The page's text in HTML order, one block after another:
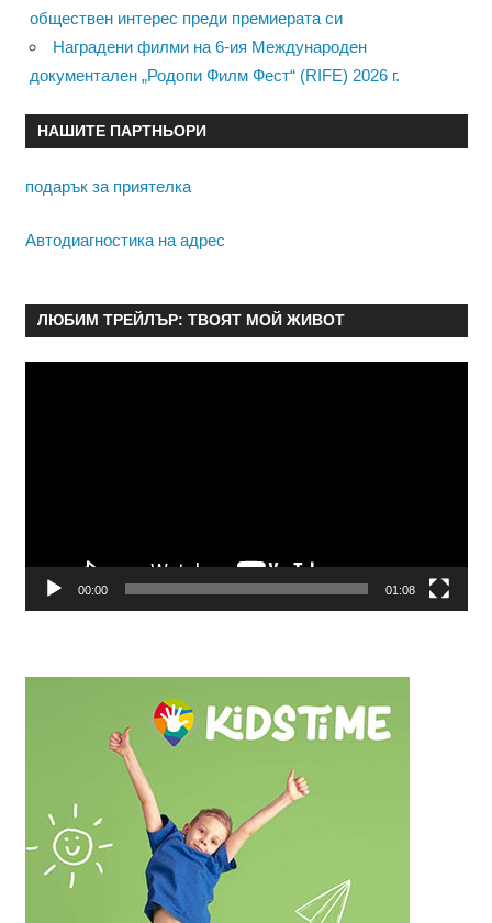
обществен интерес преди премиерата си
Наградени филми на 6-ия Международен
документален „Родопи Филм Фест“ (RIFE) 2026 г.
НАШИТЕ ПАРТНЬОРИ
подарък за приятелка
Автодиагностика на адрес
ЛЮБИМ ТРЕЙЛЪР: ТВОЯТ МОЙ ЖИВОТ
00:00 01:08